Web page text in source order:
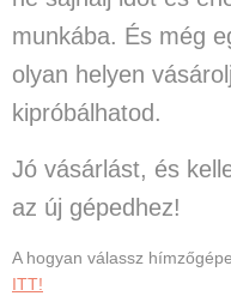
munkába. És még
olyan helyen
kipróbálhatod.
Jó vásárlást, és
az új gépedhez!
A hogyan válassz
ITT!